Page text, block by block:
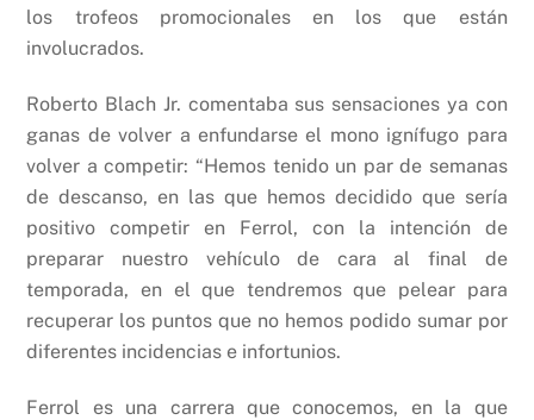
los trofeos promocionales en los que están
involucrados.
Roberto Blach Jr. comentaba sus sensaciones ya con
ganas de volver a enfundarse el mono ignífugo para
volver a competir: “Hemos tenido un par de semanas
de descanso, en las que hemos decidido que sería
positivo competir en Ferrol, con la intención de
preparar nuestro vehículo de cara al final de
temporada, en el que tendremos que pelear para
recuperar los puntos que no hemos podido sumar por
diferentes incidencias e infortunios.
Ferrol es una carrera que conocemos, en la que